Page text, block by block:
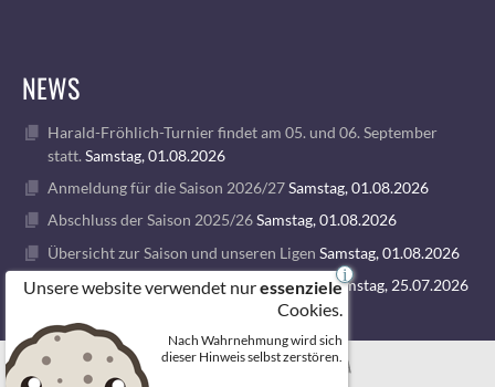
NEWS
Harald-Fröhlich-Turnier findet am 05. und 06. September
statt. Samstag, 01.08.2026
Anmeldung für die Saison 2026/27Samstag, 01.08.2026
Abschluss der Saison 2025/26Samstag, 01.08.2026
Übersicht zur Saison und unseren Ligen Samstag, 01.08.2026
1. VOLLEY GODS SUMMER CAMP 2026 Samstag, 25.07.2026
© 2026 FREIZEITVOLLEYBALL BERLIN
Unsere website verwendet nuressenziele
Cookies.
Nach Wahrnehmung wird sich
dieser Hinweis selbst zerstören.
i